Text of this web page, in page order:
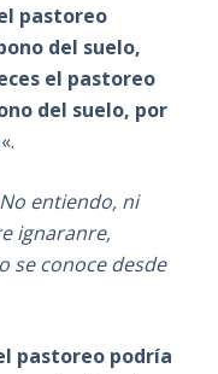
pastoreo
del suelo,
el pastoreo
del suelo, por
«.
No entiendo, ni
ignaranre,
se conoce desde
pastoreo podría